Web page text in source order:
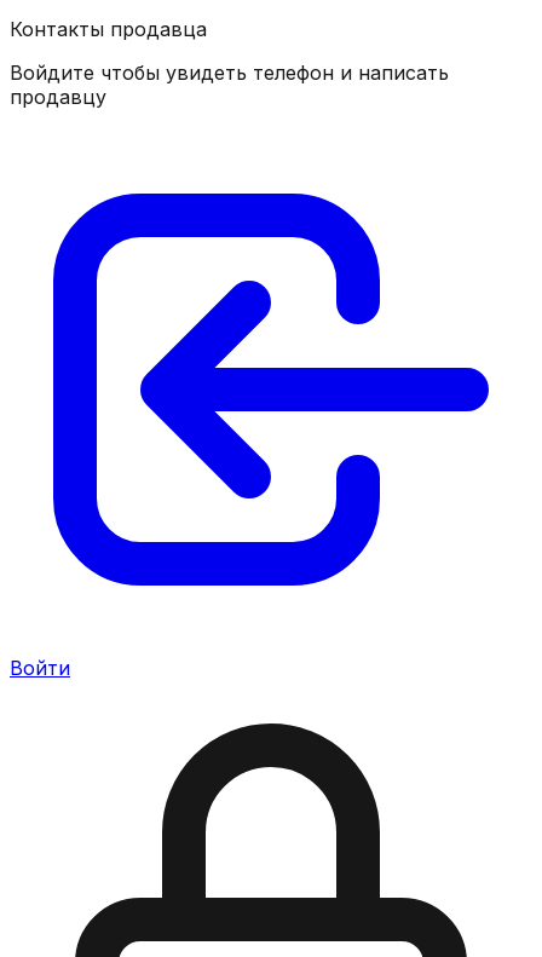
Контакты продавца
Войдите чтобы увидеть телефон и написать
продавцу
Войти